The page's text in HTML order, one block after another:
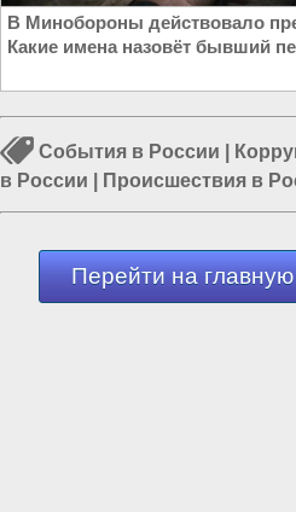
В Минобороны действовало
Какие имена назовёт бывший
События в России
в России
Происшествия в
коррупцией|Очищение
Перейти на